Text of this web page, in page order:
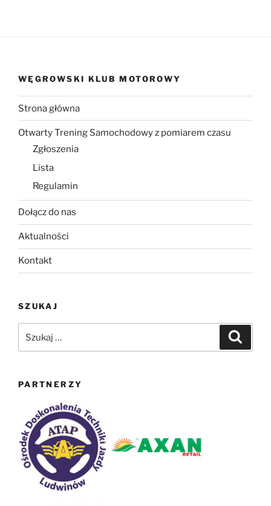
WĘGROWSKI KLUB MOTOROWY
Strona główna
Otwarty Trening Samochodowy z pomiarem czasu
Zgłoszenia
Lista
Regulamin
Dołącz do nas
Aktualności
Kontakt
SZUKAJ
PARTNERZY